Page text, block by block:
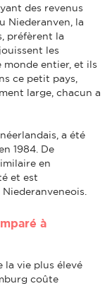
des revenus
Niederanven, la
préfèrent la
les
monde entier, et ils
ce petit pays,
large, chacun a
a été
1984. De
en
et est
à
la vie plus élevé
coûte